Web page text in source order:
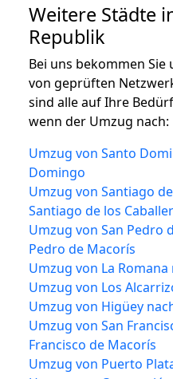
Weitere Städte
Republik
Bei uns bekommen
von geprüften
sind alle auf Ihre
wenn der Umzug nach:
Umzug von Santo
Domingo
Umzug von Santiago
Santiago de los
Umzug von San Pedro
Pedro de Macorís
Umzug von La Romana
Umzug von Los
Umzug von Higüey
Umzug von San
Francisco de Macorís
Umzug von Puerto